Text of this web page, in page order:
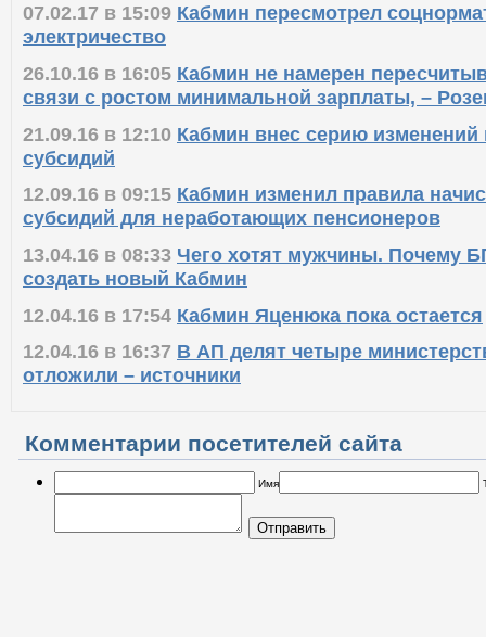
07.02.17 в 15:09 Кабмин пересмотрел
электричество
26.10.16 в 16:05 Кабмин не намерен
связи с ростом минимальной зарплаты, –
21.09.16 в 12:10 Кабмин внес серию изменений
субсидий
12.09.16 в 09:15 Кабмин изменил правила
субсидий для неработающих пенсионеров
13.04.16 в 08:33 Чего хотят мужчины. Почему
создать новый Кабмин
12.04.16 в 17:54 Кабмин Яценюка пока остается
12.04.16 в 16:37 В АП делят четыре
отложили – источники
Комментарии посетителей сайта
Имя
Отправить